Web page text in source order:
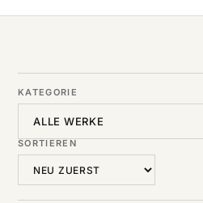
KATEGORIE
SORTIEREN